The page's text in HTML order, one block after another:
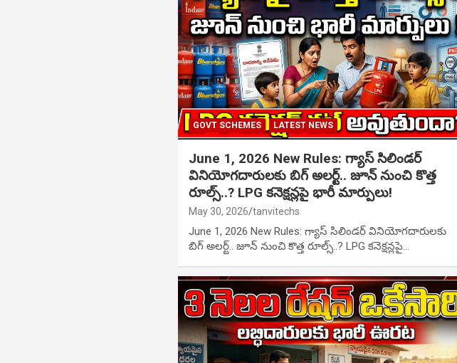
GOVT SCHEMES LATEST NEWS
June 1, 2026 New Rules: గ్యాస్ సిలిండర్
వినియోగదారులకు బిగ్ అలర్ట్.. జూన్ నుంచి కొత్త
రూల్స్..? LPG కనెక్షన్లపై భారీ మార్పులు!
May 30, 2026 tanvitechs
June 1, 2026 New Rules: గ్యాస్ సిలిండర్ వినియోగదారులకు
బిగ్ అలర్ట్.. జూన్ నుంచి కొత్త రూల్స్..? LPG కనెక్షన్లపై…